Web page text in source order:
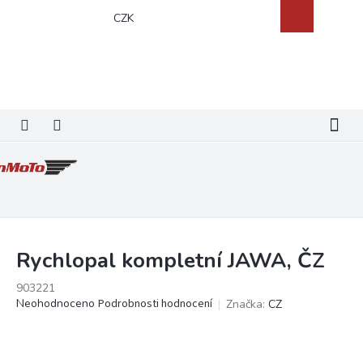
CZK
košík
Rychlopal kompletní JAWA, ČZ
903221
Průměrné
Neohodnoceno Podrobnosti hodnocení Značka: CZ